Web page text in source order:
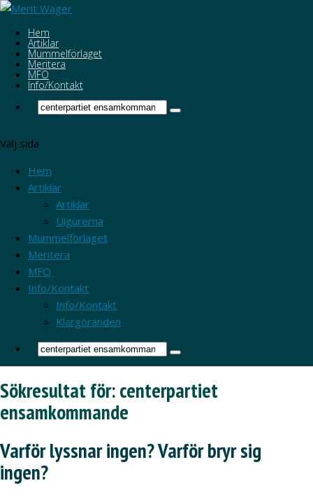
Hem
Artiklar
Mummelförlaget
Meritera
MFO
Info/Kontakt
Välj sida
Hem
Artiklar
Artiklar
Uigurerna
Mummelförlaget
Meritera
MFO
Info/Kontakt
Info/Kontakt
Klargöranden
Sökresultat för: centerpartiet
ensamkommande
Varför lyssnar ingen? Varför bryr sig
ingen?